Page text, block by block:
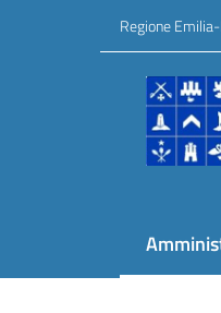
Vai al contenuto
Vai alla navigazioneRegione